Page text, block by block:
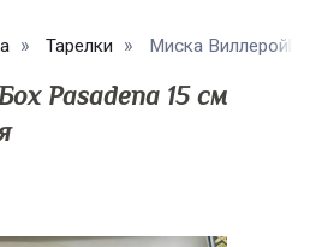
Тарелки Миска
Pasadena 15 см